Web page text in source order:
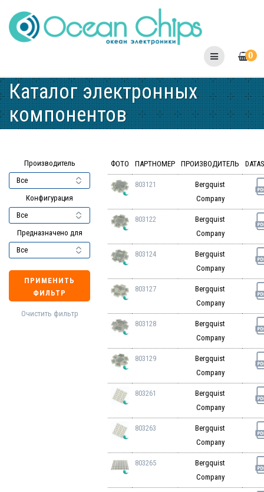
to
content
0
Каталог электронных
компонентов
Производитель
Конфигурация
Предназначено для
ПРИМЕНИТЬ
ФИЛЬТР
Очистить фильтр
ФОТО ПАРТНОМЕР ПРОИЗВОДИТЕЛЬ
803121
Bergquist
Company
803122
Bergquist
Company
803124
Bergquist
Company
803127
Bergquist
Company
803128
Bergquist
Company
803129
Bergquist
Company
803261
Bergquist
Company
803263
Bergquist
Company
803265
Bergquist
Company